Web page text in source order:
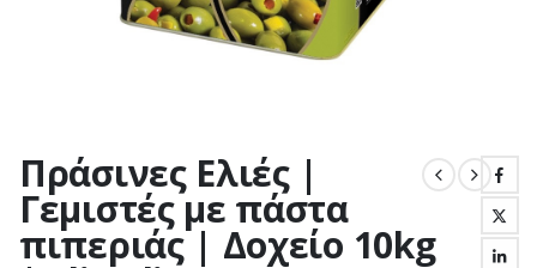
Πράσινες Ελιές |
Γεμιστές με πάστα
πιπεριάς | Δοχείο 10kg